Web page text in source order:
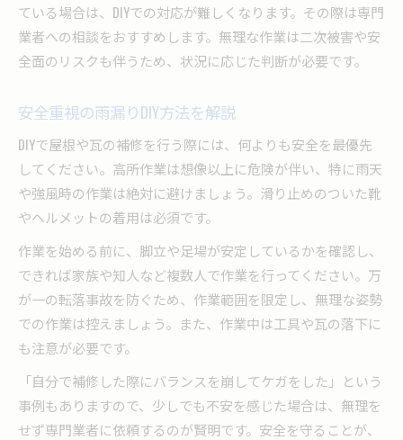
ている場合は、DIYでの対応が難しくなります。その際は専門
業者への相談をおすすめします。無理な作業は二次被害や安
全面のリスクも伴うため、状況に応じた判断が必要です。
安全重視の雨漏りDIY方法を解説
DIYで屋根や瓦の補修を行う際には、何よりも安全を最優先
してください。高所作業は想像以上に危険が伴い、特に雨天
や強風時の作業は絶対に避けましょう。滑り止めのついた靴
やヘルメットの着用は必須です。
作業を始める前に、脚立や足場が安定しているかを確認し、
できれば家族や知人など複数人で作業を行ってください。万
が一の転落事故を防ぐため、作業範囲を限定し、無理な姿勢
での作業は控えましょう。また、作業中は工具や瓦の落下に
も注意が必要です。
「自分で補修した際にバランスを崩してケガをした」という
事例もありますので、少しでも不安を感じた場合は、無理を
せず専門業者に依頼するのが賢明です。安全を守ることが、